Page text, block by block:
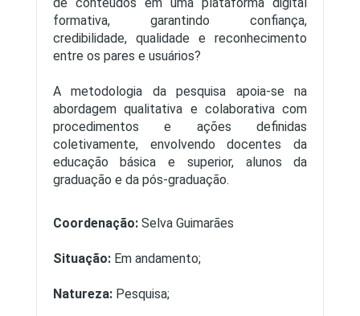
formativa, garantindo confiança,
credibilidade, qualidade e reconhecimento
entre os pares e usuários?
A metodologia da pesquisa apoia-se na
abordagem qualitativa e colaborativa com
procedimentos e ações definidas
coletivamente, envolvendo docentes da
educação básica e superior, alunos da
graduação e da pós-graduação.
Coordenação:Selva Guimarães
Situação:Em andamento;
Natureza:Pesquisa;